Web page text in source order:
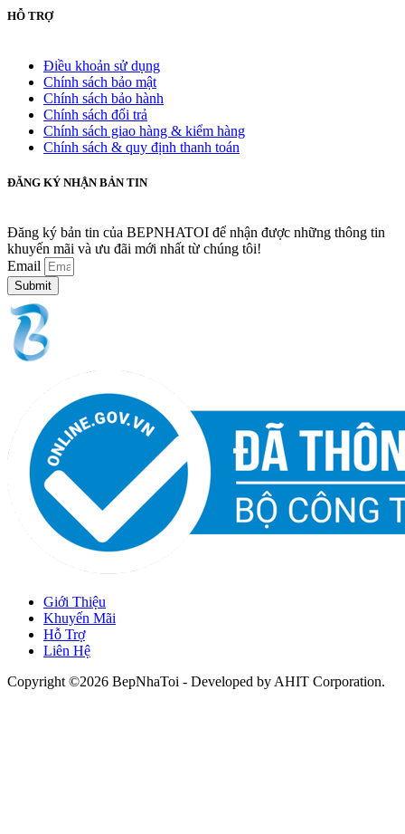
HỖ TRỢ
Điều khoản sử dụng
Chính sách bảo mật
Chính sách bảo hành
Chính sách đổi trả
Chính sách giao hàng & kiểm hàng
Chính sách & quy định thanh toán
ĐĂNG KÝ NHẬN BẢN TIN
Đăng ký bản tin của BEPNHATOI để nhận được những thông tin
khuyến mãi và ưu đãi mới nhất từ chúng tôi!
Email
Submit
Giới Thiệu
Khuyến Mãi
Hỗ Trợ
Liên Hệ
Copyright ©2026 BepNhaToi - Developed by AHIT Corporation.